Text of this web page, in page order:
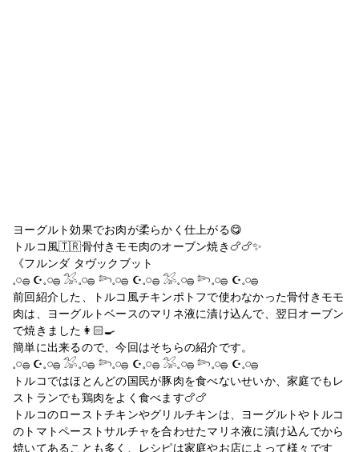
ヨーグルト効果でお肉が柔らかく仕上がる😋
トルコ風🇹🇷骨付きモモ肉のオーブン焼き🍗🍗✨
《フルンダ タヴックブット
𓈒𓏸𓐍 ☪︎𓈒𓏸𓐍 𓅮𓈒𓏸𓐍 𓆸𓈒𓏸𓐍 ☪︎𓈒𓏸𓐍 𓅮𓈒𓏸𓐍 𓆸𓈒𓏸𓐍 ☪︎𓈒𓏸𓐍
前回紹介した、トルコ風チキンポトフで使わなかった骨付きモモ
肉は、ヨーグルトベースのマリネ液に漬け込んで、翌日オーブン
で焼きました👩🏻‍🍳
簡単に出来るので、今回はそちらの紹介です。
𓈒𓏸𓐍 ☪︎𓈒𓏸𓐍 𓅮𓈒𓏸𓐍 𓆸𓈒𓏸𓐍 ☪︎𓈒𓏸𓐍 𓅮𓈒𓏸𓐍 𓆸𓈒𓏸𓐍 ☪︎𓈒𓏸𓐍
トルコではほとんどの国民が豚肉を食べないせいか、家庭でもレ
ストランでも鶏肉をよく食べます🍗🍗
トルコのローストチキンやグリルチキンは、ヨーグルトやトルコ
のトマトペーストサルチャを合わせたマリネ液に漬け込んでから
焼いてあることも多く、レシピは家庭やお店によって様々です